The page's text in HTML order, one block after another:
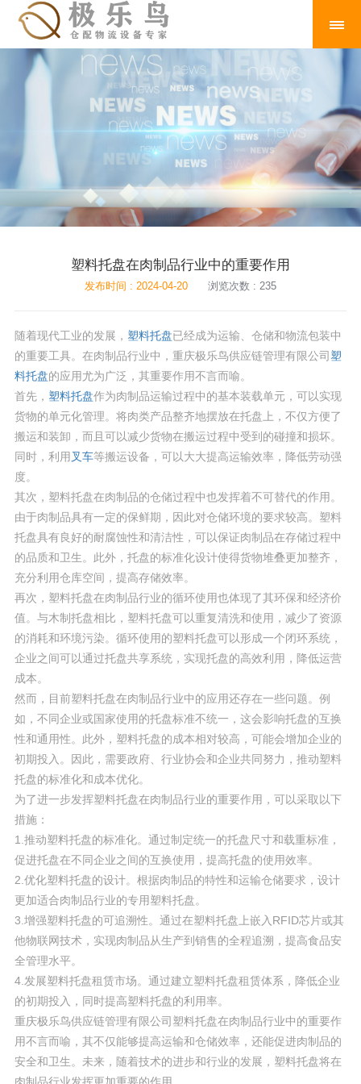
塑料托盘在肉制品行业中的重要作用
发布时间 : 2024-04-20 浏览次数 : 235
随着现代工业的发展， 塑料托盘已经成为运输、仓储和物流包装中
的重要工具。在肉制品行业中，重庆极乐鸟供应链管理有限公司 塑
料托盘的应用尤为广泛，其重要作用不言而喻。
首先， 塑料托盘作为肉制品运输过程中的基本装载单元，可以实现
货物的单元化管理。将肉类产品整齐地摆放在托盘上，不仅方便了
搬运和装卸，而且可以减少货物在搬运过程中受到的碰撞和损坏。
同时，利用叉车等搬运设备，可以大大提高运输效率，降低劳动强
度。
其次，塑料托盘在肉制品的仓储过程中也发挥着不可替代的作用。
由于肉制品具有一定的保鲜期，因此对仓储环境的要求较高。塑料
托盘具有良好的耐腐蚀性和清洁性，可以保证肉制品在存储过程中
的品质和卫生。此外，托盘的标准化设计使得货物堆叠更加整齐，
充分利用仓库空间，提高存储效率。
再次，塑料托盘在肉制品行业的循环使用也体现了其环保和经济价
值。与木制托盘相比，塑料托盘可以重复清洗和使用，减少了资源
的消耗和环境污染。循环使用的塑料托盘可以形成一个闭环系统，
企业之间可以通过托盘共享系统，实现托盘的高效利用，降低运营
成本。
然而，目前塑料托盘在肉制品行业中的应用还存在一些问题。例
如，不同企业或国家使用的托盘标准不统一，这会影响托盘的互换
性和通用性。此外，塑料托盘的成本相对较高，可能会增加企业的
初期投入。因此，需要政府、行业协会和企业共同努力，推动塑料
托盘的标准化和成本优化。
为了进一步发挥塑料托盘在肉制品行业的重要作用，可以采取以下
措施：
1.推动塑料托盘的标准化。通过制定统一的托盘尺寸和载重标准，
促进托盘在不同企业之间的互换使用，提高托盘的使用效率。
2.优化塑料托盘的设计。根据肉制品的特性和运输仓储要求，设计
更加适合肉制品行业的专用塑料托盘。
3.增强塑料托盘的可追溯性。通过在塑料托盘上嵌入RFID芯片或其
他物联网技术，实现肉制品从生产到销售的全程追溯，提高食品安
全管理水平。
4.发展塑料托盘租赁市场。通过建立塑料托盘租赁体系，降低企业
的初期投入，同时提高塑料托盘的利用率。
重庆极乐鸟供应链管理有限公司塑料托盘在肉制品行业中的重要作
用不言而喻，其不仅能够提高运输和仓储效率，还能促进肉制品的
安全和卫生。未来，随着技术的进步和行业的发展，塑料托盘将在